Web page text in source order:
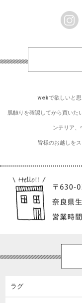
webで欲しいと思
肌触りを確認してから買いた
ンテリア、
皆様のお越しを
ラグ